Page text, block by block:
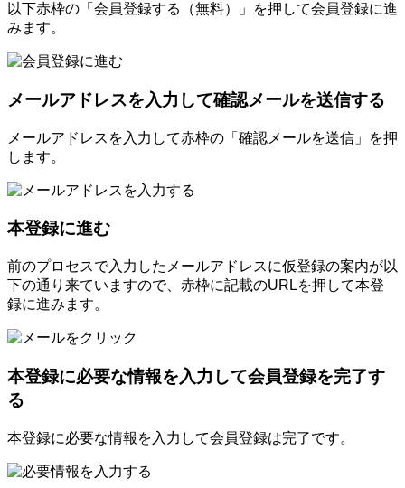
以下赤枠の「会員登録する（無料）」を押して会員登録に進
みます。
メールアドレスを入力して確認メールを送信する
メールアドレスを入力して赤枠の「確認メールを送信」を押
します。
本登録に進む
前のプロセスで入力したメールアドレスに仮登録の案内が以
下の通り来ていますので、赤枠に記載のURLを押して本登
録に進みます。
本登録に必要な情報を入力して会員登録を完了す
る
本登録に必要な情報を入力して会員登録は完了です。